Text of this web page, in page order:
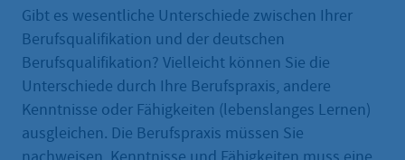
Gibt es wesentliche Unterschiede zwischen Ihrer
Berufsqualifikation und der deutschen
Berufsqualifikation? Vielleicht können Sie die
Unterschiede durch Ihre Berufspraxis, andere
Kenntnisse oder Fähigkeiten (lebenslanges Lernen)
ausgleichen. Die Berufspraxis müssen Sie